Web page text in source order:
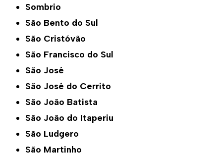
Sombrio
São Bento do Sul
São Cristóvão
São Francisco do Sul
São José
São José do Cerrito
São João Batista
São João do Itaperiu
São Ludgero
São Martinho